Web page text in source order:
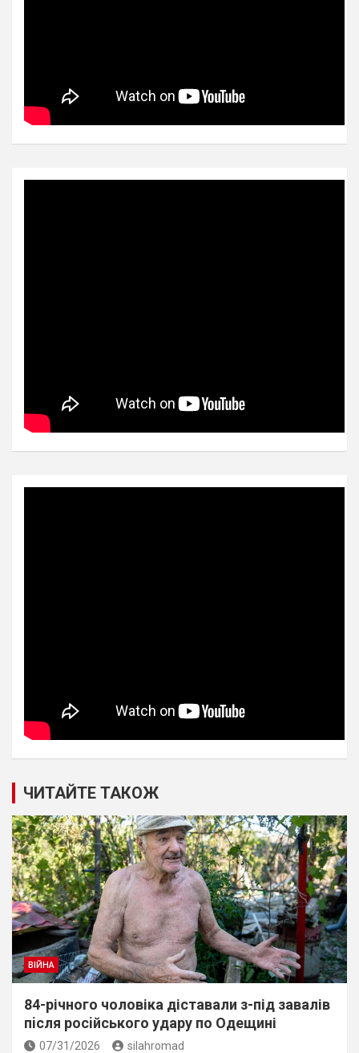
ЧИТАЙТЕ ТАКОЖ
ВІЙНА
84-річного чоловіка діставали з-під завалів
пiсля росiйського удару по Одещині
07/31/2026 silahromad